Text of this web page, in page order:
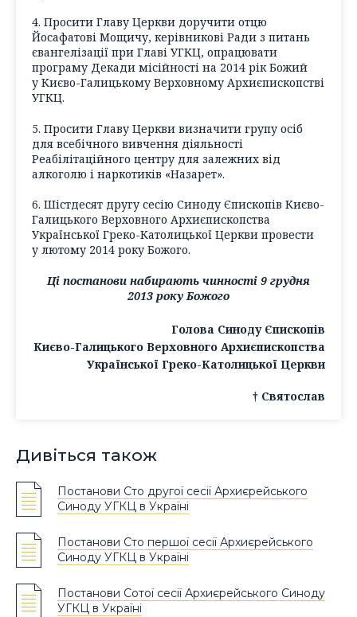
4. Просити Главу Церкви доручити отцю
Йосафатові Мощичу, керівникові Ради з питань
євангелізації при Главі УГКЦ, опрацювати
програму Декади місійності на 2014 рік Божий
у Києво-Галицькому Верховному Архиєпископстві
УГКЦ.
5. Просити Главу Церкви визначити групу осіб
для всебічного вивчення діяльності
Реабілітаційного центру для залежних від
алкоголю і наркотиків «Назарет».
6. Шістдесят другу сесію Синоду Єпископів Києво-
Галицького Верховного Архиєпископства
Української Греко-Католицької Церкви провести
у лютому 2014 року Божого.
Ці постанови набирають чинності 9 грудня
2013 року Божого
Голова Синоду Єпископів
Києво-Галицького Верховного Архиєпископства
Української Греко-Католицької Церкви
† Святослав
Дивіться також
Постанови Сто другої сесії Архиєрейського
Синоду УГКЦ в Україні
Постанови Сто першої сесії Архиєрейського
Синоду УГКЦ в Україні
Постанови Сотої сесії Архиєрейського Синоду
УГКЦ в Україні